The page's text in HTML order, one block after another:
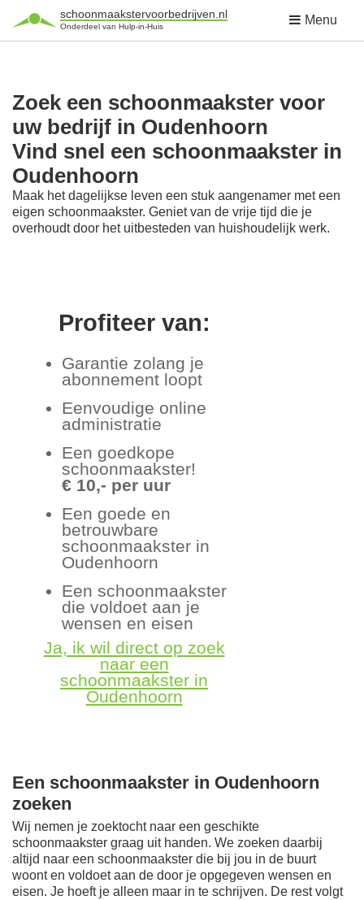
schoonmaakstervoorbedrijven.nl
Onderdeel van Hulp-in-Huis Menu
Zoek een schoonmaakster voor
uw bedrijf in Oudenhoorn
Vind snel een schoonmaakster in
Oudenhoorn
Maak het dagelijkse leven een stuk aangenamer met een
eigen schoonmaakster. Geniet van de vrije tijd die je
overhoudt door het uitbesteden van huishoudelijk werk.
Profiteer van:
Garantie zolang je
abonnement loopt
Eenvoudige online
administratie
Een goedkope
schoonmaakster!
€ 10,- per uur
Een goede en
betrouwbare
schoonmaakster in
Oudenhoorn
Een schoonmaakster
die voldoet aan je
wensen en eisen
Ja, ik wil direct op zoek
naar een
schoonmaakster in
Oudenhoorn
Een schoonmaakster in Oudenhoorn
zoeken
Wij nemen je zoektocht naar een geschikte
schoonmaakster graag uit handen. We zoeken daarbij
altijd naar een schoonmaakster die bij jou in de buurt
woont en voldoet aan de door je opgegeven wensen en
eisen. Je hoeft je alleen maar in te schrijven. De rest volgt